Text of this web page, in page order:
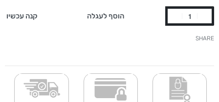
הוסף לעגלה קנה עכשיו
SHARE